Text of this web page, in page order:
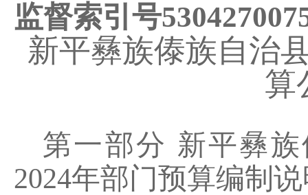
监督索引号
新平彝族傣族自治
算
第一部分 新平彝
2024年部门预算编制